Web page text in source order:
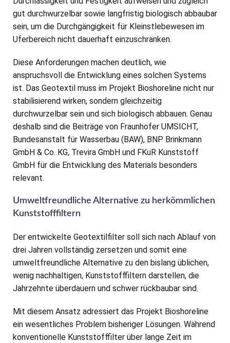
gut durchwurzelbar sowie langfristig biologisch abbaubar
sein, um die Durchgängigkeit für Kleinstlebewesen im
Uferbereich nicht dauerhaft einzuschränken.
Diese Anforderungen machen deutlich, wie
anspruchsvoll die Entwicklung eines solchen Systems
ist. Das Geotextil muss im Projekt Bioshoreline nicht nur
stabilisierend wirken, sondern gleichzeitig
durchwurzelbar sein und sich biologisch abbauen. Genau
deshalb sind die Beiträge von Fraunhofer UMSICHT,
Bundesanstalt für Wasserbau (BAW), BNP Brinkmann
GmbH & Co. KG, Trevira GmbH und FKuR Kunststoff
GmbH für die Entwicklung des Materials besonders
relevant.
Umweltfreundliche Alternative zu herkömmlichen
Kunststofffiltern
Der entwickelte Geotextilfilter soll sich nach Ablauf von
drei Jahren vollständig zersetzen und somit eine
umweltfreundliche Alternative zu den bislang üblichen,
wenig nachhaltigen, Kunststofffiltern darstellen, die
Jahrzehnte überdauern und schwer rückbaubar sind.
Mit diesem Ansatz adressiert das Projekt Bioshoreline
ein wesentliches Problem bisheriger Lösungen. Während
konventionelle Kunststofffilter über lange Zeit im